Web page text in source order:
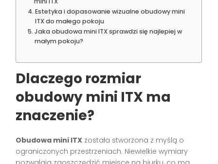
Estetyka i dopasowanie wizualne obudowy mini
ITX do małego pokoju
Jaka obudowa mini ITX sprawdzi się najlepiej w
małym pokoju?
Dlaczego rozmiar
obudowy mini ITX ma
znaczenie?
Obudowa mini ITX została stworzona z myślą o
ograniczonych przestrzeniach. Niewielkie wymiary